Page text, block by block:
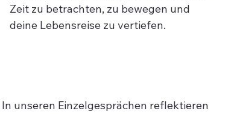
Zeit zu betrachten, zu bewegen und
deine Lebensreise zu vertiefen.
In unseren Einzelgesprächen reflektieren